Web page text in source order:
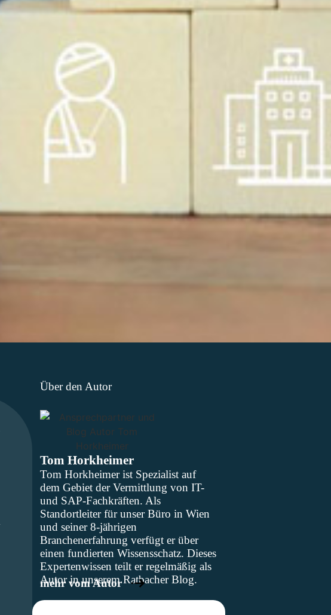
Über den Autor
Tom Horkheimer
Tom Horkheimer ist Spezialist auf
dem Gebiet der Vermittlung von IT-
und SAP-Fachkräften. Als
Standortleiter für unser Büro in Wien
und seiner 8-jährigen
Branchenerfahrung verfügt er über
einen fundierten Wissensschatz. Dieses
Expertenwissen teilt er regelmäßig als
Autor in unserem Ratbacher Blog.
mehr vom Autor